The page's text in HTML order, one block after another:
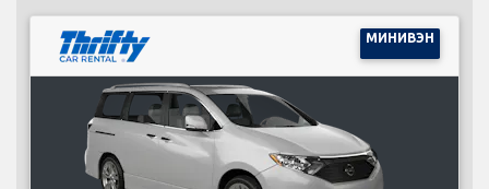
МИНИВЭН